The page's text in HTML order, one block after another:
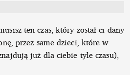
ten czas, który został ci dany
przez same dzieci, które w
już dla ciebie tyle czasu),